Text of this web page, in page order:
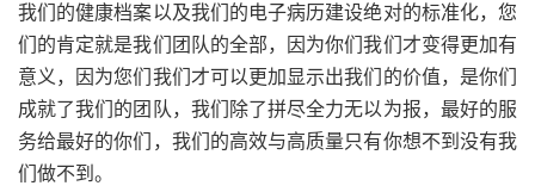
我们的健康档案以及我们的电子病历建设绝对的标准化，您
们的肯定就是我们团队的全部，因为你们我们才变得更加有
意义，因为您们我们才可以更加显示出我们的价值，是你们
成就了我们的团队，我们除了拼尽全力无以为报，最好的服
务给最好的你们，我们的高效与高质量只有你想不到没有我
们做不到。